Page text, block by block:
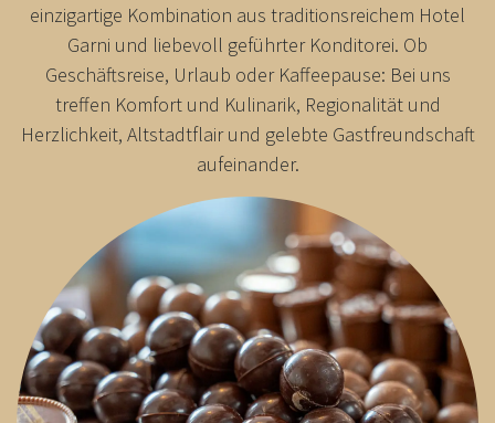
einzigartige Kombination aus traditionsreichem Hotel
Garni und liebevoll geführter Konditorei. Ob
Geschäftsreise, Urlaub oder Kaffeepause: Bei uns
treffen Komfort und Kulinarik, Regionalität und
Herzlichkeit, Altstadtflair und gelebte Gastfreundschaft
aufeinander.